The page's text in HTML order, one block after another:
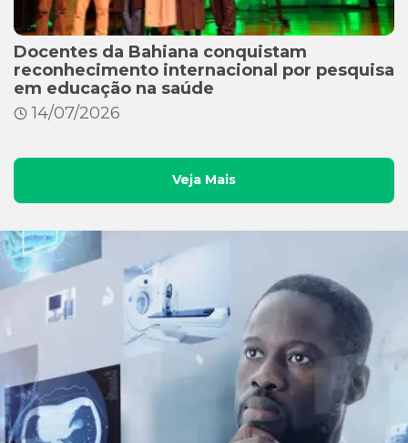
Docentes da Bahiana conquistam
reconhecimento internacional por pesquisa
em educação na saúde
14/07/2026
Veja Mais